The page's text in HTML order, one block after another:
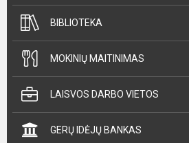
BIBLIOTEKA
MOKINIŲ MAITINIMAS
LAISVOS DARBO VIETOS
GERŲ IDĖJŲ BANKAS